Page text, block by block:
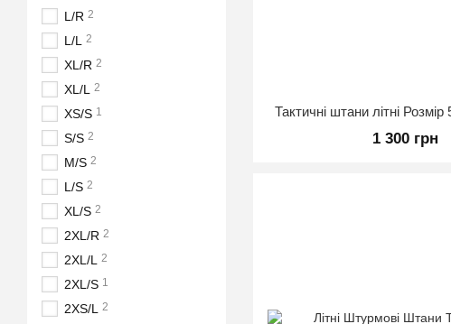
Тактичні штани літні
1 300 грн
L/R 2
L/L 2
XL/R 2
XL/L 2
XS/S 1
S/S 2
M/S 2
L/S 2
XL/S 2
2XL/R 2
2XL/L 2
2XL/S 1
2XS/L 2